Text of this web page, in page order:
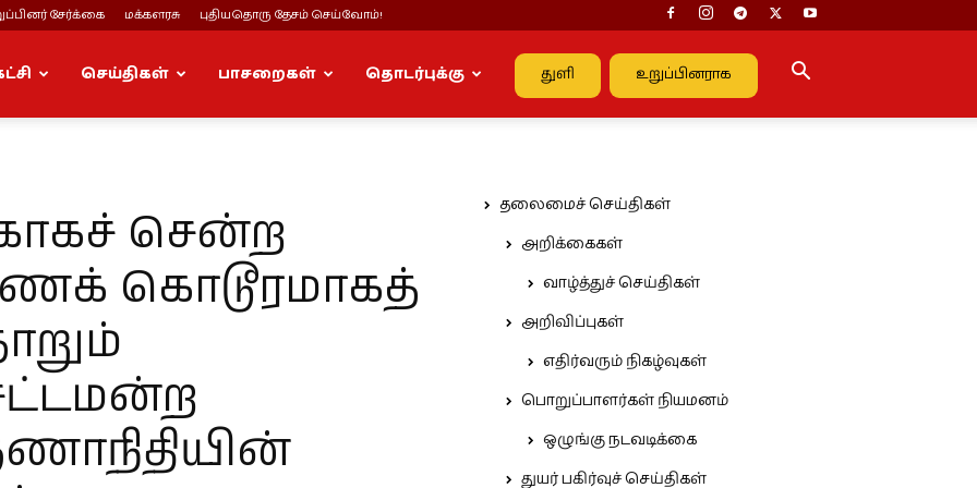
சேர்க்கை மக்களரசு புதியதொரு தேசம் செய்வோம்!
துளி உறுப்பினராக
செய்திகள் பாசறைகள் தொடர்புக்கு
சென்ற
கொடூரமாகத்
தலைமைச் செய்திகள்
அறிக்கைகள்
வாழ்த்துச் செய்திகள்
அறிவிப்புகள்
எதிர்வரும் நிகழ்வுகள்
பொறுப்பாளர்கள் நியமனம்
ஒழுங்கு நடவடிக்கை
துயர் பகிர்வுச் செய்திகள்